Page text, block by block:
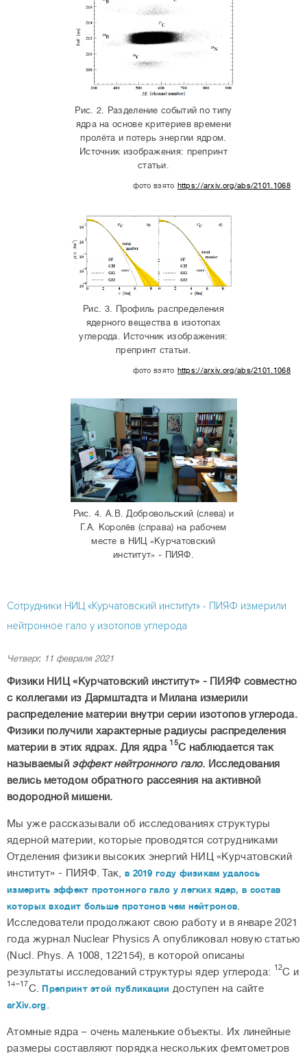
Рис. 2. Разделение событий по типу
ядра на основе критериев времени
пролёта и потерь энергии ядром.
Источник изображения: препринт
статьи.
фото взято https://arxiv.org/abs/2101.10687
Рис. 3. Профиль распределения
ядерного вещества в изотопах
углерода. Источник изображения:
препринт статьи.
фото взято https://arxiv.org/abs/2101.10687
Рис. 4. А.В. Добровольский (слева) и
Г.А. Королёв (справа) на рабочем
месте в НИЦ «Курчатовский
институт» - ПИЯФ.
Сотрудники НИЦ «Курчатовский институт» - ПИЯФ измерили
нейтронное гало у изотопов углерода
Четверг, 11 февраля 2021
Физики НИЦ «Курчатовский институт» - ПИЯФ совместно
с коллегами из Дармштадта и Милана измерили
распределение материи внутри серии изотопов углерода.
Физики получили характерные радиусы распределения
материи в этих ядрах. Для ядра 15С наблюдается так
называемый эффект нейтронного гало. Исследования
велись методом обратного рассеяния на активной
водородной мишени.
Мы уже рассказывали об исследованиях структуры
ядерной материи, которые проводятся сотрудниками
Отделения физики высоких энергий НИЦ «Курчатовский
институт» - ПИЯФ. Так, в 2019 году физикам удалось
измерить эффект протонного гало у легких ядер, в состав
которых входит больше протонов чем нейтронов.
Исследователи продолжают свою работу и в январе 2021
года журнал Nuclear Physics A опубликовал новую статью
(Nucl. Phys. A 1008, 122154), в которой описаны
результаты исследований структуры ядер углерода:
12С и
14–17С.Препринт этой публикации доступен на сайте
arXiv.org.
Атомные ядра – очень маленькие объекты. Их линейные
размеры составляют порядка нескольких фемтометров